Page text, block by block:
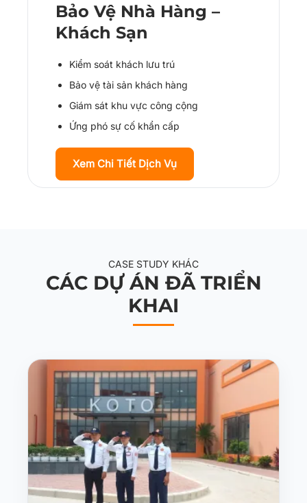
Bảo Vệ Nhà Hàng –
Khách Sạn
Kiểm soát khách lưu trú
Bảo vệ tài sản khách hàng
Giám sát khu vực công cộng
Ứng phó sự cố khẩn cấp
Xem Chi Tiết Dịch Vụ
CASE STUDY KHÁC
CÁC DỰ ÁN ĐÃ TRIỂN
KHAI